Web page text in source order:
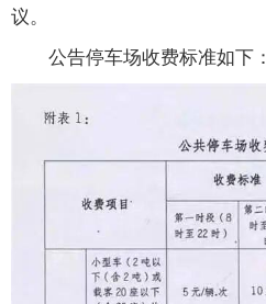
议。
公告停车场收费标准如下：